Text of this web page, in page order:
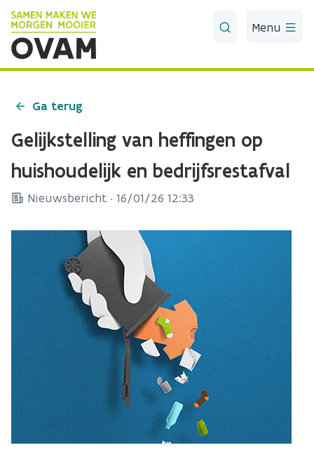
Skip to Main Content
Menu
Ga terug
Gelijkstelling van heffingen op
huishoudelijk en bedrijfsrestafval
Nieuwsbericht · 16/01/26 12:33